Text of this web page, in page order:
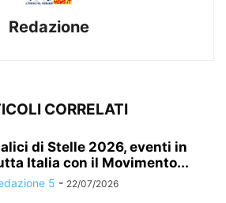
Redazione
CORRELATI
di Stelle 2026, eventi in
Italia con il Movimento...
5 - 22/07/2026